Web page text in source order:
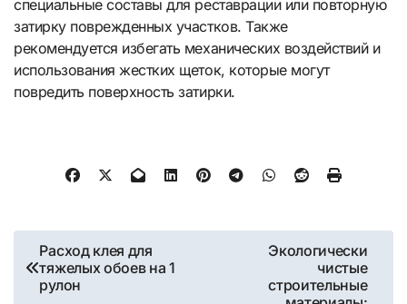
специальные составы для реставрации или повторную
затирку поврежденных участков. Также
рекомендуется избегать механических воздействий и
использования жестких щеток, которые могут
повредить поверхность затирки.
Навигация
по
Расход клея для
тяжелых обоев на 1
рулон
Экологически
чистые
строительные